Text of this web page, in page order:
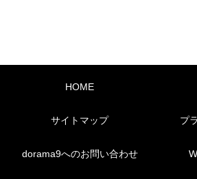
HOME
サイトマップ プ
dorama9へのお問い合わせ